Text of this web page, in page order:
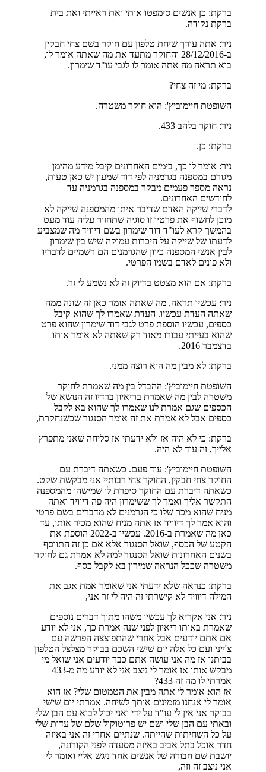
ברקת: כן אנשים סימפטו אותי ואת ראייתי ואת בית
ברקת נקודה.
ניר: אתה עורך שיחת טלפון עם חוקר בשם צחי חבקין
ב-28/12/2016 והחוקר מתעד את מה שאתה אומר לו,
בוא תראה מה אתה אומר לו לגבי עו"ד שימרון.
ברקת: מי זה צחי?
השופטת חיימוביץ': הוא חוקר משטרה.
ניר: חוקר בלהב 433.
ברקת: כן.
ניר: אומר לו כך, בימים האחרונים קיבל מידע מהימן
מגורם במספנה בגרמניה לפי דוד שמעון יש כאן טעות,
נראה מספר פעמים מבקר במספנה בגרמניה עד
לחודשים האחרונים.
לדברי שייקה האדם שדיבר איתו מהמספנה שייקה לא
מוכן לחשוף את פרטיו זו סוגיה שתחזור עליה עוד מעט
בהמשך קרא לעו"ד דוד שימרון בשם דיוויד מה שמצביע
לדעתו של שייקה על היכרות עמוקה שיש בין שימרון
לבין אנשי המספנה כיוון שהגרמנים הם רשמיים לדבריו
ולא פונים לאדם בשמו הפרטי.
ברקת: אם הוא מצטט בדיוק זה לא נשמע לי זר.
ניר: עכשיו תראה, מה שאתה אומר כאן זה שונה ממה
שאתה העדת עכשיו. העדת שאמרו לך שהוא קיבל
כספים, עכשיו הוספת פרט לגבי דוד שימרון שהוא פרט
שהוא בעייתי עבורו מאוד רק שאתה לא אומר אותו
בדצמבר 2016.
ברקת: לא מבין מה הוא רוצה ממני.
השופטת חיימוביץ': ההבדל בין מה שאמרת לחוקר
משטרה לבין מה שאמרת בריאיון ברדיו זה הנושא של
הכספים שגם אמרת לנו שאמרו לך שהוא בא לקבל
כספים אבל לא אמרת את זה אומר הסנגור שכשנחקרת,
ברקת: כי לא היה אז ולא ידעתי אז סליחה שאני מתפרץ
אלייך, זה עוד לא היה.
השופטת חיימוביץ': עוד פעם. כשאתה דיברת עם
החוקר צחי חבקין, החוקר צחי רבותיי אני מבקשת שקט.
כשאתה דיברת עם החוקר סיפרת לו שמישהו מהמספנה
התקשר אליך ואמר לך ששימרון היה פה דיוויד ואתה
מניח שהוא מכר שלו כי הגרמנים לא מדברים בשם פרטי
והוא אמר לך דיוויד אז אתה מניח שהוא מכיר אותו, עד
כאן מה שאמרת ב-2016. עכשיו ב-2022 הוספת את
הקטע של הכסף, שואל הסנגור אלא אם כן זה התווסף
בשנים האחרונות שואל הסנגור למה לא אמרת גם לחוקר
משטרה שככל הנראה שמירון בא לקבל כסף.
ברקת: כנראה שלא ידעתי אני שאומר אמת אגב את
המילה דיוויד לא קישרתי זה היה לי זר אני,
ניר: אני אקריא לך עכשיו משהו מתוך דברים נוספים
שאמרת באותו ריאיון לפני שנה אמרת כך, אני לא יודע
אם אתם יודעים אבל אחרי שהתפוצצה הפרשה עם
צ'ייני ועם כל אלה יום שישי השכם בבוקר מצלצל הטלפון
בביתנו אז מה אני עושה אתם כבר יודעים אני שואל מי
מבקש אותו אז אומר לי ניצב אני לא יודע מה מ-433
אמרתי לו מה זה 433?
אז הוא אומר לי אתה מבין את הטמטום שלי? אז הוא
אומר לי אנחנו מזמינים אותך לשיחה. אמרתי יום שישי
בבוקר אני אין לי עו"ד על ידי ואני יכול לבוא עם הבן שלי
ובאתי עם הבן שלי ושם יש פרוטוקול שלם של עדות שלי
על כל השחיתות שהייתה. שנתיים אחרי זה אני באיזה
חדר אוכל בתל אביב באיזה מסעדה לפני הקורונה,
יושבת שם חבורה של אנשים אחד ניגש אליי ואומר לי
אני ניצב זה וזה,